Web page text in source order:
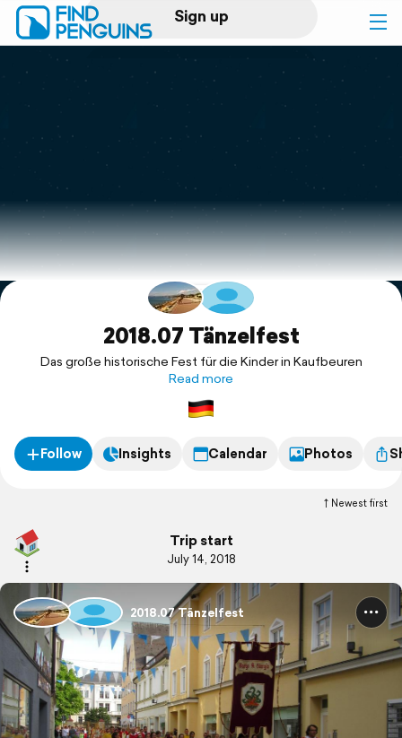
Sign up
Log in
Print a book
Flyover video
Explore
Support2018.07 Tänzelfest
Das große historische Fest für die Kinder in Kaufbeuren
Read more
Follow Insights Calendar Photos
Newest first
Trip start
July 14, 2018
2018.07 Tänzelfest